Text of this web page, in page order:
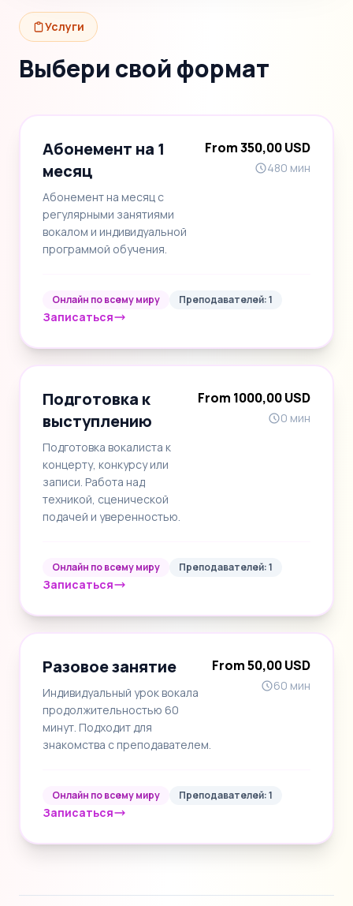
Услуги
Выбери свой формат
Абонемент на 1
месяц
Абонемент на месяц с
регулярными занятиями
вокалом и индивидуальной
программой обучения.
From 350,00 USD
480 мин
Онлайн по всему миру Преподавателей: 1
Записаться
Подготовка к
выступлению
Подготовка вокалиста к
концерту, конкурсу или
записи. Работа над
техникой, сценической
подачей и уверенностью.
From 1000,00 USD
0 мин
Онлайн по всему миру Преподавателей: 1
Записаться
Разовое занятие
Индивидуальный урок вокала
продолжительностью 60
минут. Подходит для
знакомства с преподавателем.
From 50,00 USD
60 мин
Онлайн по всему миру Преподавателей: 1
Записаться